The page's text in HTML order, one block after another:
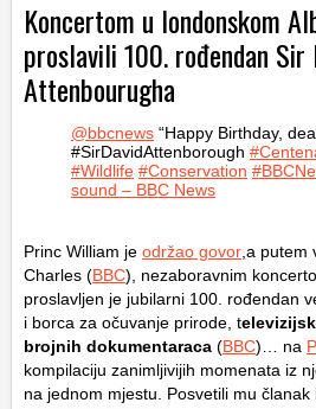
Koncertom u londonskom
proslavili 100. rođendan Sir
Attenbourugha
@bbcnews “Happy Birthday,
#SirDavidAttenborough
#Wildlife #Conservation
sound – BBC News
Princ William je održao govor,a putem
Charles (BBC), nezaboravnim
proslavljen je jubilarni 100. rođendan
i borca za očuvanje prirode, t
brojnih dokumentaraca (BBC)… na
kompilaciju zanimljivijih momenata iz
na jednom mjestu. Posvetili mu članak